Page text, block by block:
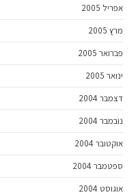
אפריל 2005
מרץ 2005
פברואר 2005
ינואר 2005
דצמבר 2004
נובמבר 2004
אוקטובר 2004
ספטמבר 2004
אוגוסט 2004